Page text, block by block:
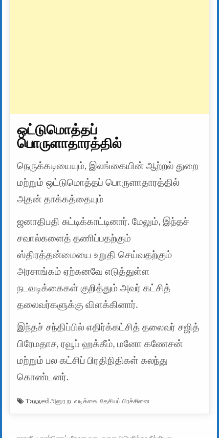
ஒட்டுமொத்தப்
பொருளாதாரத்தில்
நெருக்கடியையும், இலங்கையின் ஆற்றல் துறை
மற்றும் ஒட்டுமொத்தப் பொருளாதாரத்தில்
அதன் தாக்கத்தையும்
ஜனாதிபதி சுட்டிக்காட்டினார். மேலும், இந்தச்
சவால்களைத் தணிப்பதற்கும்
ஸ்திரத்தன்மையை உறுதி செய்வதற்கும்
அரசாங்கம் ஏற்கனவே எடுத்துள்ள
நடவடிக்கைகள் குறித்தும் அவர் கட்சித்
தலைவர்களுக்கு விளக்கினார்.
இந்தச் சந்திப்பில் எதிர்க்கட்சித் தலைவர் சஜித்
பிரேமதாச, ரவூப் ஹக்கீம், மனோ கணேசன்
மற்றும் பல கட்சிப் பிரதிநிதிகள் கலந்து
கொண்டனர்.
Taggedஅனுர நடவடிக்கை,தேசியப் பிரச்சினை